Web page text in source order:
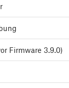
Firmware 3.9.0)